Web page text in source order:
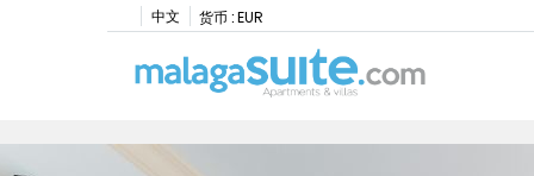
中文 货币 : EUR